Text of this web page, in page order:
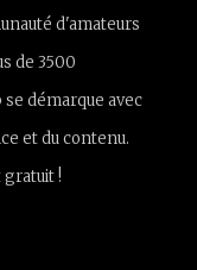
d'amateurs
de 3500
démarque avec
et du contenu.
gratuit !